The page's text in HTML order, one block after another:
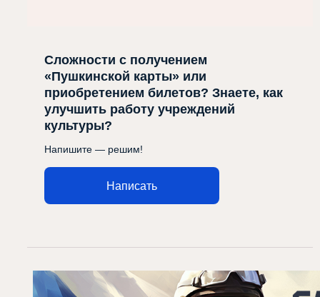
Сложности с получением
«Пушкинской карты» или
приобретением билетов? Знаете, как
улучшить работу учреждений
культуры?
Напишите — решим!
Написать